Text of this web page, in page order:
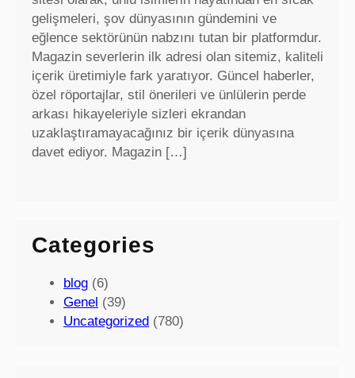
gelişmeleri, şov dünyasının gündemini ve
eğlence sektörünün nabzını tutan bir platformdur.
Magazin severlerin ilk adresi olan sitemiz, kaliteli
içerik üretimiyle fark yaratıyor. Güncel haberler,
özel röportajlar, stil önerileri ve ünlülerin perde
arkası hikayeleriyle sizleri ekrandan
uzaklaştıramayacağınız bir içerik dünyasına
davet ediyor. Magazin […]
Categories
blog (6)
Genel (39)
Uncategorized (780)